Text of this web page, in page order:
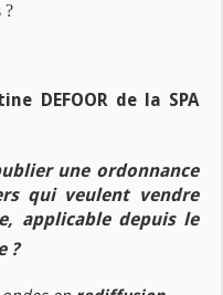
?
DEFOOR de la SPA
une ordonnance
qui veulent vendre
applicable depuis le
?